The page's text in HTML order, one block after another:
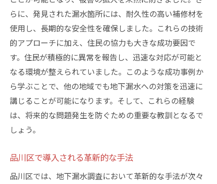
らに、発見された漏水箇所には、耐久性の高い補修材を
使用し、長期的な安全性を確保しました。これらの技術
的アプローチに加え、住民の協力も大きな成功要因で
す。住民が積極的に異常を報告し、迅速な対応が可能と
なる環境が整えられていました。このような成功事例か
ら学ぶことで、他の地域でも地下漏水への対策を迅速に
講じることが可能になります。そして、これらの経験
は、将来的な問題発生を防ぐための重要な教訓となるで
しょう。
品川区で導入される革新的な手法
品川区では、地下漏水調査において革新的な手法が次々